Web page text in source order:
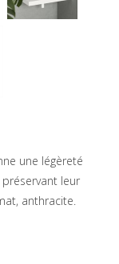
une légèreté
leur
anthracite.